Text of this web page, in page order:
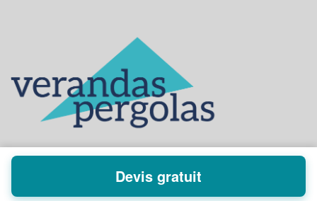
Powered byPlus que pro
Devis gratuit